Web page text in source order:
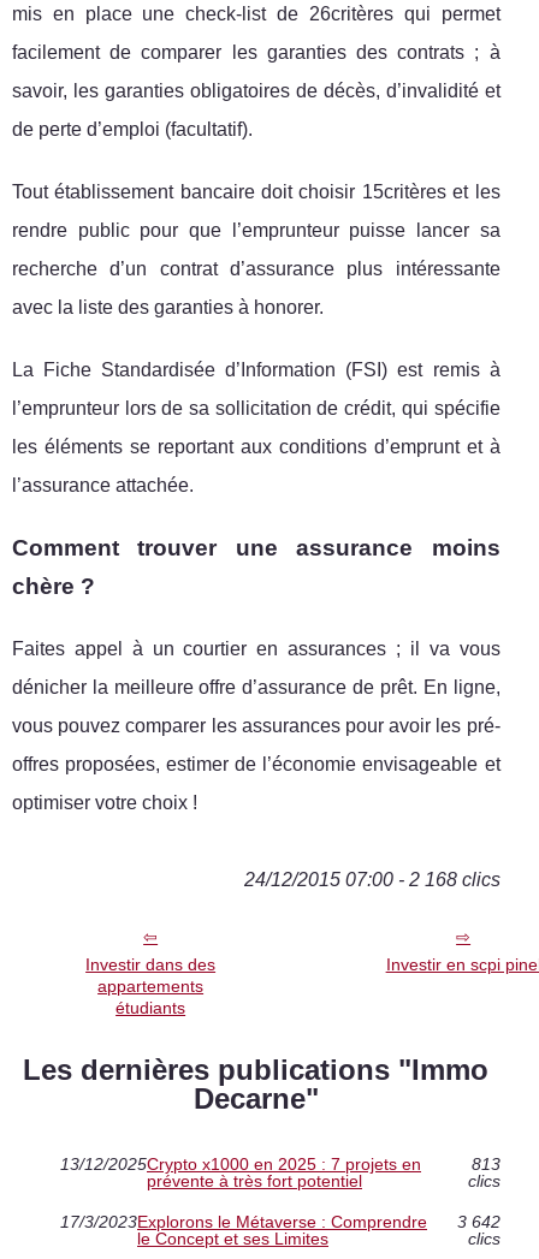
mis en place une check-list de 26critères qui permet
facilement de comparer les garanties des contrats ; à
savoir, les garanties obligatoires de décès, d’invalidité et
de perte d’emploi (facultatif).
Tout établissement bancaire doit choisir 15critères et les
rendre public pour que l’emprunteur puisse lancer sa
recherche d’un contrat d’assurance plus intéressante
avec la liste des garanties à honorer.
La Fiche Standardisée d’Information (FSI) est remis à
l’emprunteur lors de sa sollicitation de crédit, qui spécifie
les éléments se reportant aux conditions d’emprunt et à
l’assurance attachée.
Comment trouver une assurance moins
chère ?
Faites appel à un courtier en assurances ; il va vous
dénicher la meilleure offre d’assurance de prêt. En ligne,
vous pouvez comparer les assurances pour avoir les pré-
offres proposées, estimer de l’économie envisageable et
optimiser votre choix !
24/12/2015 07:00 - 2 168 clics
Investir dans des
appartements
étudiants
Investir en scpi
Les dernières publications "Immo
Decarne"
13/12/2025Crypto x1000 en 2025 : 7 projets en
prévente à très fort potentiel
813
clics
17/3/2023Explorons le Métaverse : Comprendre
le Concept et ses Limites
3 642
clics